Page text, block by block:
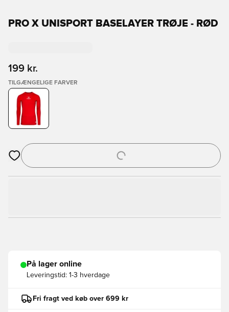
PRO X UNISPORT BASELAYER TRØJE - RØD
199 kr.
TILGÆNGELIGE FARVER
Åbner en Modal til at logge ind eller tilmelde dig som medlem
På lager online
Leveringstid: 1-3 hverdage
Fri fragt ved køb over 699 kr